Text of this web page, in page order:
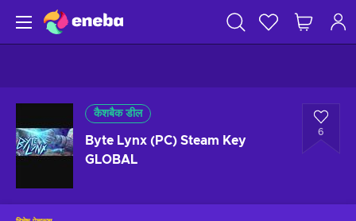
कैशबैक डील
Byte Lynx (PC) Steam Key
GLOBAL
6